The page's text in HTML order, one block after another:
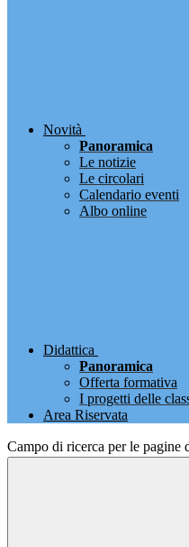
Novità
Panoramica
Le notizie
Le circolari
Calendario eventi
Albo online
Didattica
Panoramica
Offerta formativa
I progetti delle
Area Riservata
Campo di ricerca per le pagine